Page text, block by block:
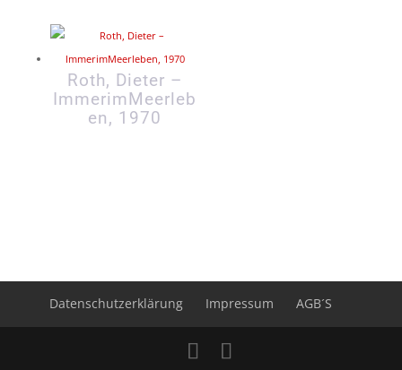
Roth, Dieter –
ImmerimMeerleb
en, 1970
Datenschutzerklärung Impressum AGB´S